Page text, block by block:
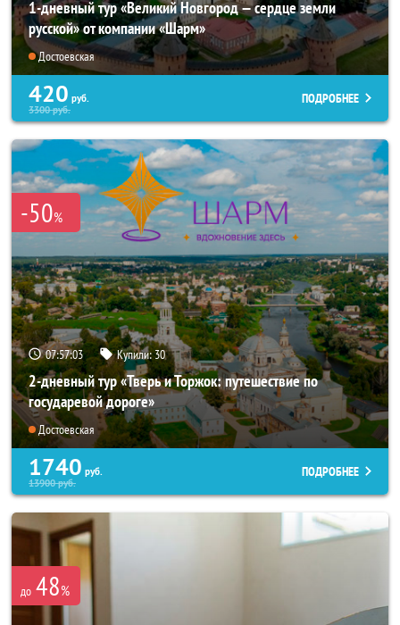
1-дневный тур «Великий Новгород — сердце земли
русской» от компании «Шарм»
Достоевская
420 руб.
3300руб.
ПОДРОБНЕЕ
-50%
07:56:59 Купили:30
2-дневный тур «Тверь и Торжок: путешествие по
государевой дороге»
Достоевская
1740 руб.
13900руб.
ПОДРОБНЕЕ
до 48%